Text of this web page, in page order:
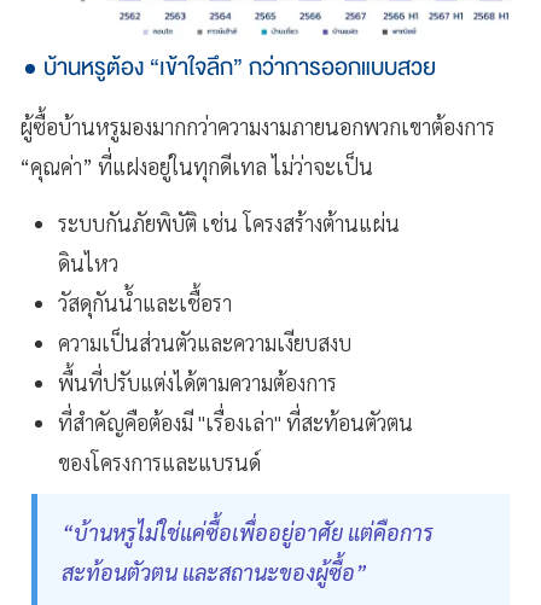
บ้านหรูต้อง “เข้าใจลึก” กว่าการออกแบบสวย
ผู้ซื้อบ้านหรูมองมากกว่าความงามภายนอกพวกเขาต้องการ
“คุณค่า” ที่แฝงอยู่ในทุกดีเทล ไม่ว่าจะเป็น
ระบบกันภัยพิบัติ เช่น โครงสร้างต้านแผ่น
ดินไหว
วัสดุกันน้ำและเชื้อรา
ความเป็นส่วนตัวและความเงียบสงบ
พื้นที่ปรับแต่งได้ตามความต้องการ
ที่สำคัญคือต้องมี "เรื่องเล่า" ที่สะท้อนตัวตน
ของโครงการและแบรนด์
“บ้านหรูไม่ใช่แค่ซื้อเพื่ออยู่อาศัย แต่คือการ
สะท้อนตัวตน และสถานะของผู้ซื้อ”